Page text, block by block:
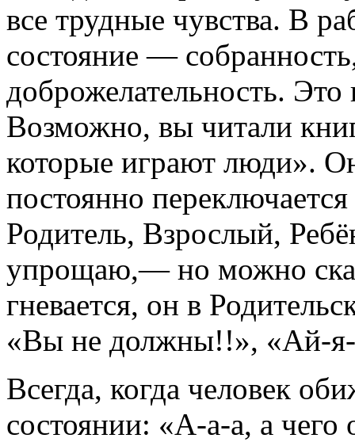
все трудные чувства. В
состояние —
доброжелательность.
Возможно, вы читали
которые играют люди».
постоянно
Родитель, Взрослый,
упрощаю,— но можно
гневается, он в
«Вы не должны!!», «Ай-
Всегда, когда человек
состоянии: «А-а-а, а чего